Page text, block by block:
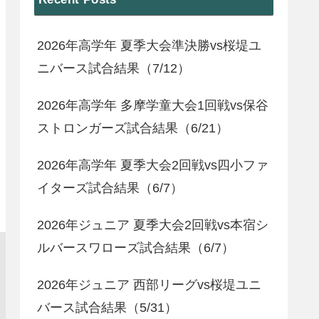
2026年高学年 夏季大会準決勝vs桜堤ユ
ニバース試合結果（7/12）
2026年高学年 多摩学童大会1回戦vs保谷
ストロンガーズ試合結果（6/21）
2026年高学年 夏季大会2回戦vs四小ファ
イターズ試合結果（6/7）
2026年ジュニア 夏季大会2回戦vs本宿シ
ルバースワローズ試合結果（6/7）
2026年ジュニア 西部リーグvs桜堤ユニ
バース試合結果（5/31）